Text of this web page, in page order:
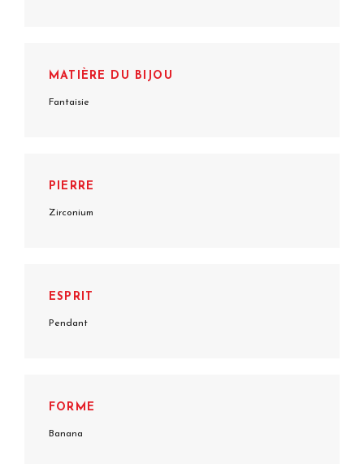
MATIÈRE DU BIJOU
Fantaisie
PIERRE
Zirconium
ESPRIT
Pendant
FORME
Banana